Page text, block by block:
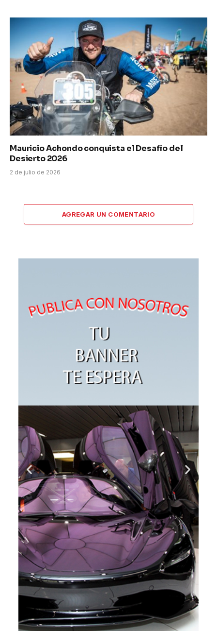
Mauricio Achondo conquista el Desafío del
Desierto 2026
2 de julio de 2026
AGREGAR UN COMENTARIO